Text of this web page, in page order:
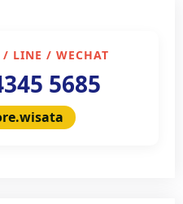
LINE / WECHAT
5685